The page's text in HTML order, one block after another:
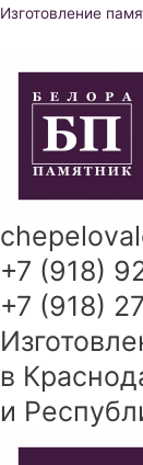
Перейти
Изготовление
+7 (918)
+7 (918)
в
и